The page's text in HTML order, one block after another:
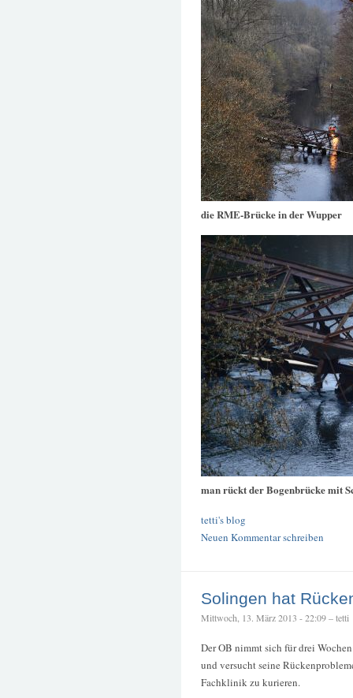
die RME-Brücke in der Wupper
man rückt der Bogenbrücke mit
tetti's blog
Neuen Kommentar schreiben
Solingen hat
Mittwoch, 13. März 2013 - 22:09 – tetti
Der OB nimmt sich für drei
und versucht seine
Fachklinik zu kurieren.